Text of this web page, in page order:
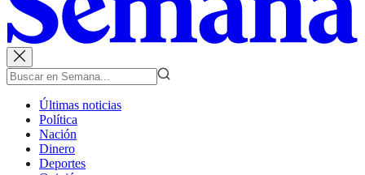
Últimas noticias
Política
Nación
Dinero
Deportes